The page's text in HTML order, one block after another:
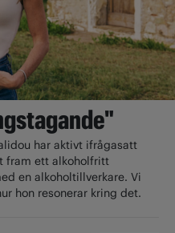
har aktivt ifrågasatt
fram ett alkoholfritt
en alkoholtillverkare. Vi
hon resonerar kring det.